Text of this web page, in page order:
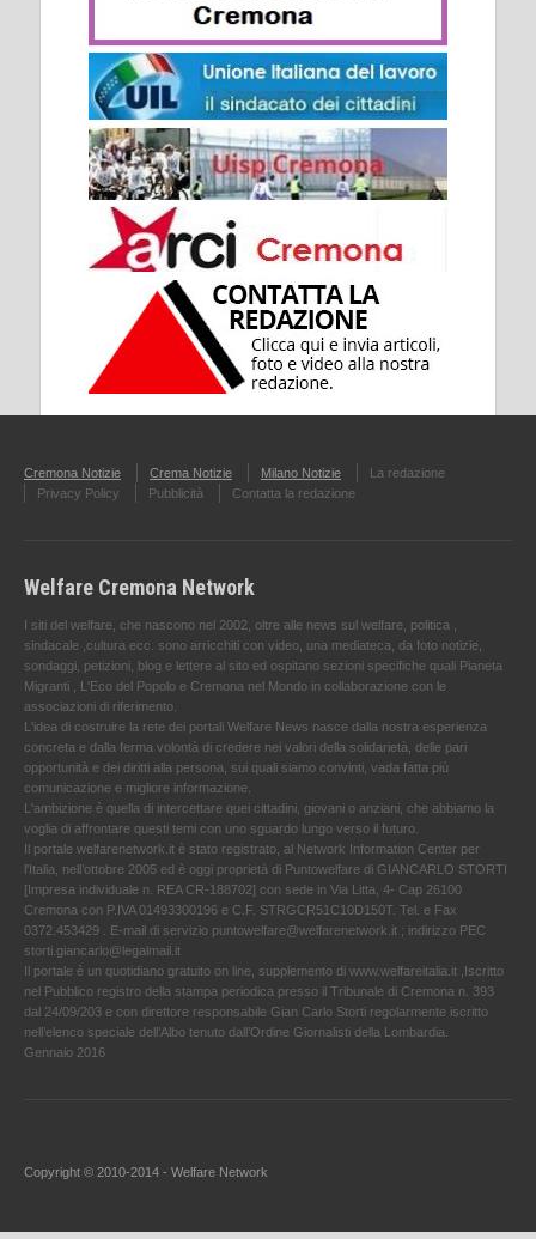
Cremona Notizie Crema Notizie Milano Notizie
La redazione
Privacy Policy
Pubblicità Contatta la redazione
Welfare Cremona Network
I siti del welfare, che nascono nel 2002, oltre alle news sul welfare, politica ,
sindacale ,cultura ecc. sono arricchiti con video, una mediateca, da foto notizie,
sondaggi, petizioni, blog e lettere al sito ed ospitano sezioni specifiche quali Pianeta
Migranti , L'Eco del Popolo e Cremona nel Mondo in collaborazione con le
associazioni di riferimento.
L'idea di costruire la rete dei portali Welfare News nasce dalla nostra esperienza
concreta e dalla ferma volontà di credere nei valori della solidarietà, delle pari
opportunità e dei diritti alla persona, sui quali siamo convinti, vada fatta più
comunicazione e migliore informazione.
L'ambizione è quella di intercettare quei cittadini, giovani o anziani, che abbiamo la
voglia di affrontare questi temi con uno sguardo lungo verso il futuro.
Il portale welfarenetwork.it è stato registrato, al Network Information Center per
l'Italia, nell’ottobre 2005 ed è oggi proprietà di Puntowelfare di GIANCARLO STORTI
[Impresa individuale n. REA CR-188702] con sede in Via Litta, 4- Cap 26100
Cremona con P.IVA 01493300196 e C.F. STRGCR51C10D150T. Tel. e Fax
0372.453429 . E-mail di servizio puntowelfare@welfarenetwork.it ; indirizzo PEC
storti.giancarlo@legalmail.it
Il portale è un quotidiano gratuito on line, supplemento di www.welfareitalia.it ,Iscritto
nel Pubblico registro della stampa periodica presso il Tribunale di Cremona n. 393
dal 24/09/203 e con direttore responsabile Gian Carlo Storti regolarmente iscritto
nell’elenco speciale dell’Albo tenuto dall’Ordine Giornalisti della Lombardia.
Gennaio 2016
Copyright © 2010-2014 - Welfare Network